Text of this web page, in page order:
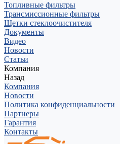
Топливные фильтры
Трансмиссионные фильтры
Щетки стеклоочистителя
Документы
Видео
Новости
Статьи
Компания
Назад
Компания
Новости
Политика конфиденциальности
Партнеры
Гарантия
Контакты